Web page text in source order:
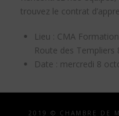
trouvez le contrat
Lieu : CMA
Route des Templiers
Date : mercredi 8
2019 © CHAMBRE DE